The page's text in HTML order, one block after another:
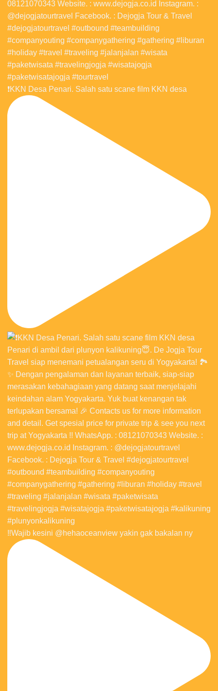
❗️KKN Desa Penari. Salah satu scane film KKN desa
‼️Wajib kesini @hehaoceanview yakin gak bakalan ny